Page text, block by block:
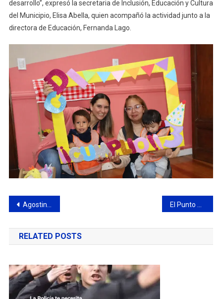
desarrollo”, expresó la secretaria de Inclusión, Educación y Cultura
del Municipio, Elisa Abella, quien acompañó la actividad junto a la
directora de Educación, Fernanda Lago.
Navegación
de
entradas
Agostina Hein y Sebastián Montero rumbo a los Juegos Suramericanos Rosario 2026
RELATED POSTS